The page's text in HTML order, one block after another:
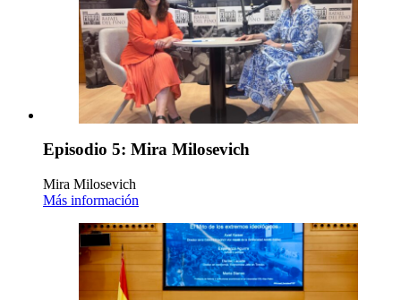
Episodio 5: Mira Milosevich
Mira Milosevich
Más información